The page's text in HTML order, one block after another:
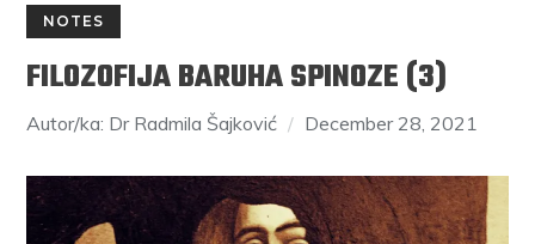
NOTES
FILOZOFIJA BARUHA SPINOZE (3)
Autor/ka: Dr Radmila Šajković December 28, 2021